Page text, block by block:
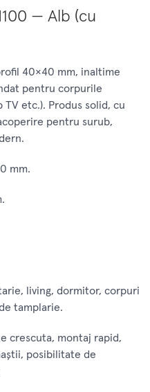
— Alb (cu
40×40 mm, inaltime
pentru corpurile
etc.). Produs solid, cu
pentru surub,
mm.
living, dormitor, corpuri
tamplarie.
crescuta, montaj rapid,
posibilitate de